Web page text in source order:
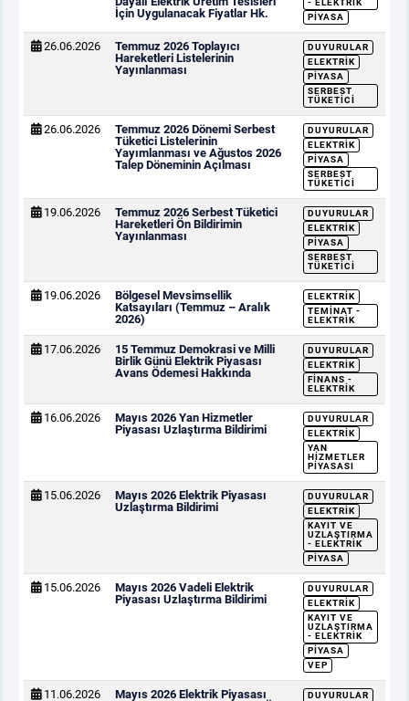
İçin Uygulanacak Fiyatlar Hk.
- ELEKTRIK
PIYASA
26.06.2026
Temmuz 2026 Toplayıcı
Hareketleri Listelerinin
Yayınlanması
DUYURULAR
ELEKTRIK
PIYASA
SERBEST
TÜKETICI
26.06.2026
Temmuz 2026 Dönemi Serbest
Tüketici Listelerinin
Yayımlanması ve Ağustos 2026
Talep Döneminin Açılması
DUYURULAR
ELEKTRIK
PIYASA
SERBEST
TÜKETICI
19.06.2026
Temmuz 2026 Serbest Tüketici
Hareketleri Ön Bildirimin
Yayınlanması
DUYURULAR
ELEKTRIK
PIYASA
SERBEST
TÜKETICI
19.06.2026
Bölgesel Mevsimsellik
Katsayıları (Temmuz – Aralık
2026)
ELEKTRIK
TEMINAT -
ELEKTRIK
17.06.2026
15 Temmuz Demokrasi ve Milli
Birlik Günü Elektrik Piyasası
Avans Ödemesi Hakkında
DUYURULAR
ELEKTRIK
FINANS -
ELEKTRIK
16.06.2026
Mayıs 2026 Yan Hizmetler
Piyasası Uzlaştırma Bildirimi
DUYURULAR
ELEKTRIK
YAN
HIZMETLER
PIYASASI
15.06.2026
Mayıs 2026 Elektrik Piyasası
Uzlaştırma Bildirimi
DUYURULAR
ELEKTRIK
KAYIT VE
UZLAŞTIRMA
- ELEKTRIK
PIYASA
15.06.2026
Mayıs 2026 Vadeli Elektrik
Piyasası Uzlaştırma Bildirimi
DUYURULAR
ELEKTRIK
KAYIT VE
UZLAŞTIRMA
- ELEKTRIK
PIYASA
VEP
11.06.2026
Mayıs 2026 Elektrik Piyasası
DUYURULAR